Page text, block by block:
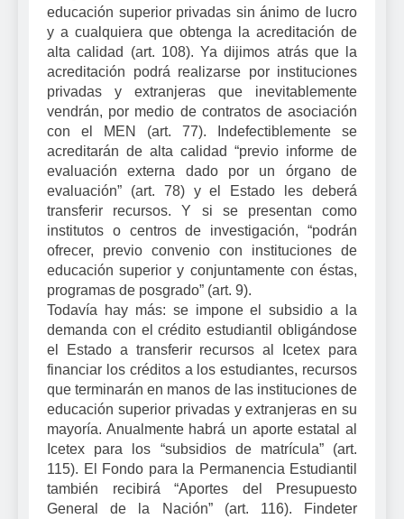
educación superior privadas sin ánimo de lucro
y a cualquiera que obtenga la acreditación de
alta calidad (art. 108). Ya dijimos atrás que la
acreditación podrá realizarse por instituciones
privadas y extranjeras que inevitablemente
vendrán, por medio de contratos de asociación
con el MEN (art. 77). Indefectiblemente se
acreditarán de alta calidad “previo informe de
evaluación externa dado por un órgano de
evaluación” (art. 78) y el Estado les deberá
transferir recursos. Y si se presentan como
institutos o centros de investigación, “podrán
ofrecer, previo convenio con instituciones de
educación superior y conjuntamente con éstas,
programas de posgrado” (art. 9).
Todavía hay más: se impone el subsidio a la
demanda con el crédito estudiantil obligándose
el Estado a transferir recursos al Icetex para
financiar los créditos a los estudiantes, recursos
que terminarán en manos de las instituciones de
educación superior privadas y extranjeras en su
mayoría. Anualmente habrá un aporte estatal al
Icetex para los “subsidios de matrícula” (art.
115). El Fondo para la Permanencia Estudiantil
también recibirá “Aportes del Presupuesto
General de
la Nación” (art. 116). Findeter